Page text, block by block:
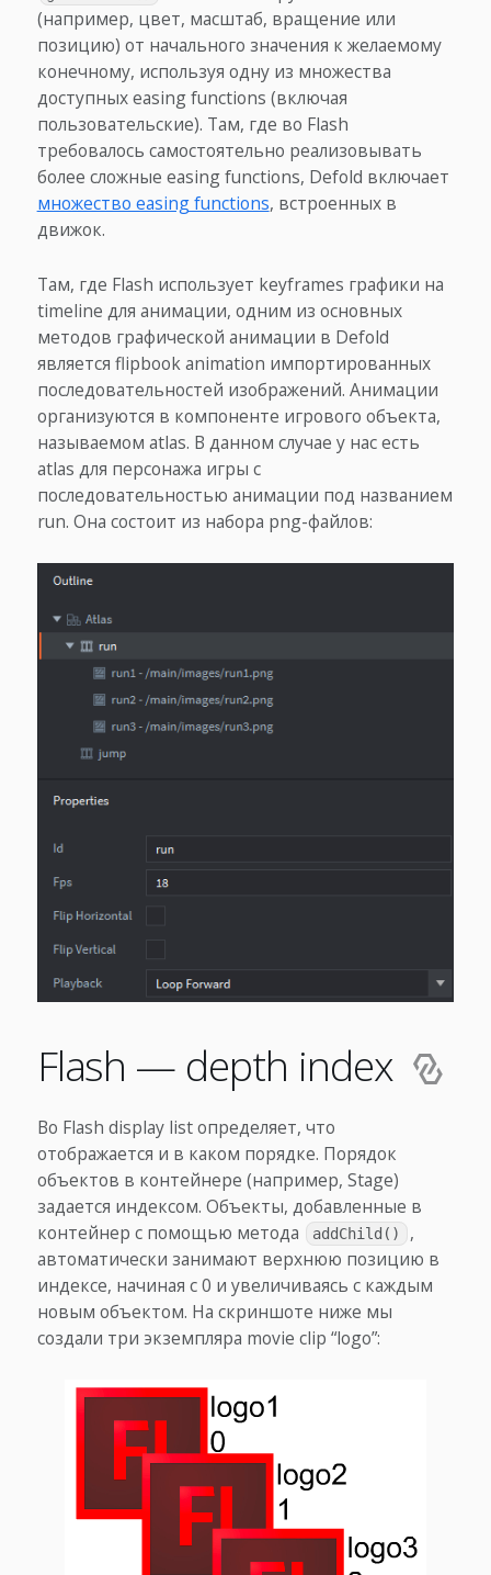
(например, цвет, масштаб, вращение или
позицию) от начального значения к желаемому
конечному, используя одну из множества
доступных easing functions (включая
пользовательские). Там, где во Flash
требовалось самостоятельно реализовывать
более сложные easing functions, Defold включает
множество easing functions, встроенных в
движок.
Там, где Flash использует keyframes графики на
timeline для анимации, одним из основных
методов графической анимации в Defold
является flipbook animation импортированных
последовательностей изображений. Анимации
организуются в компоненте игрового объекта,
называемом atlas. В данном случае у нас есть
atlas для персонажа игры с
последовательностью анимации под названием
run. Она состоит из набора png-файлов:
Flash — depth index
Во Flash display list определяет, что
отображается и в каком порядке. Порядок
объектов в контейнере (например, Stage)
задается индексом. Объекты, добавленные в
контейнер с помощью метода
addChild()
,
автоматически занимают верхнюю позицию в
индексе, начиная с 0 и увеличиваясь с каждым
новым объектом. На скриншоте ниже мы
создали три экземпляра movie clip “logo”: